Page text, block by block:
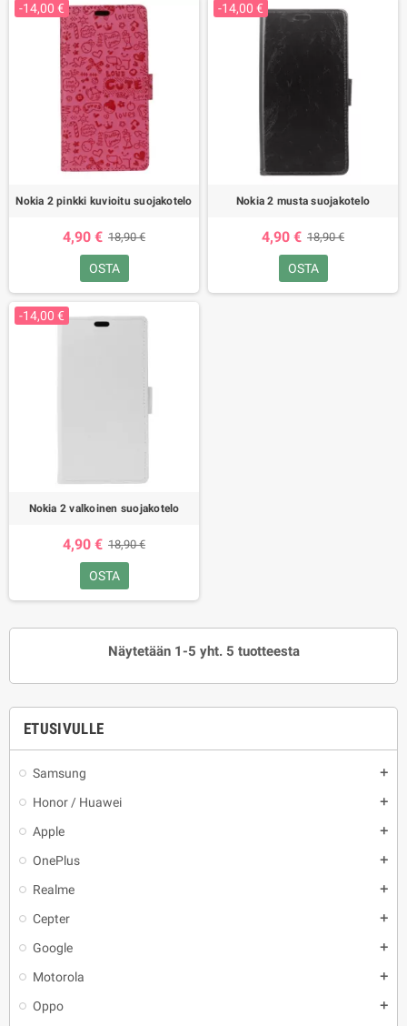
ETUSIVULLE
Samsung add
Honor / Huawei add
Apple add
OnePlus add
Realme add
Cepter add
Google add
Motorola add
Oppo add
-14,00 €
Nokia 2 pinkki kuvioitu suojakotelo
4,90 € 18,90 €
OSTA
-14,00 €
Nokia 2 musta suojakotelo
4,90 € 18,90 €
OSTA
-14,00 €
Nokia 2 valkoinen suojakotelo
4,90 € 18,90 €
OSTA
Näytetään 1-5 yht. 5 tuotteesta